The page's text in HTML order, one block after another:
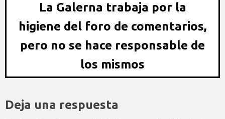
La Galerna trabaja por la
higiene del foro de comentarios,
pero no se hace responsable de
los mismos
Deja una respuesta